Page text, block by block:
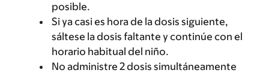
posible.
Si ya casi es hora de la dosis siguiente,
sáltese la dosis faltante y continúe con el
horario habitual del niño.
No administre 2 dosis simultáneamente